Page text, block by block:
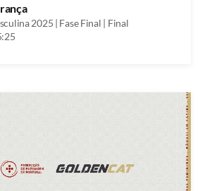
2025 | Fase Final | Final